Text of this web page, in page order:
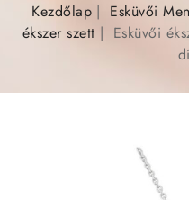
Kezdőlap Esküvői
ékszer szett
Esküvői